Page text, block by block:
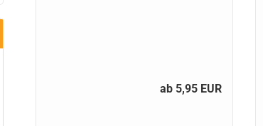
ab 5,95 EUR